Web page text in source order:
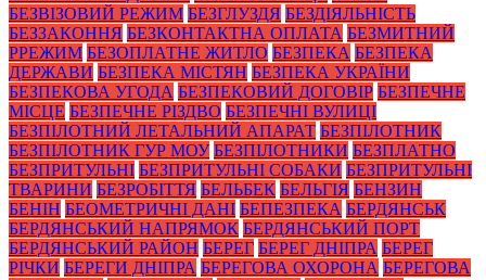
БЕЗВІЗОВИЙ РЕЖИМ БЕЗГЛУЗДЯ БЕЗДІЯЛЬНІСТЬ
БЕЗЗАКОННЯ БЕЗКОНТАКТНА ОПЛАТА БЕЗМИТНИЙ
РРЕЖИМ БЕЗОПЛАТНЕ ЖИТЛО БЕЗПЕКА БЕЗПЕКА
ДЕРЖАВИ БЕЗПЕКА МІСТЯН БЕЗПЕКА УКРАЇНИ
БЕЗПЕКОВА УГОДА БЕЗПЕКОВИЙ ДОГОВІР БЕЗПЕЧНЕ
МІСЦЕ БЕЗПЕЧНЕ РІЗДВО БЕЗПЕЧНІ ВУЛИЦІ
БЕЗПІЛОТНИЙ ЛЕТАЛЬНИЙ АПАРАТ БЕЗПІЛОТНИК
БЕЗПІЛОТНИК ГУР МОУ БЕЗПІЛОТНИКИ БЕЗПЛАТНО
БЕЗПРИТУЛЬНІ БЕЗПРИТУЛЬНІ СОБАКИ БЕЗПРИТУЛЬНІ
ТВАРИНИ БЕЗРОБІТТЯ БЕЛЬБЕК БЕЛЬГІЯ БЕНЗИН
БЕНІН БЕОМЕТРИЧНІ ДАНІ БЕПЕЗПЕКА БЕРДЯНСЬК
БЕРДЯНСЬКИЙ НАПРЯМОК БЕРДЯНСЬКИЙ ПОРТ
БЕРДЯНСЬКИЙ РАЙОН БЕРЕГ БЕРЕГ ДНІПРА БЕРЕГ
РІЧКИ БЕРЕГИ ДНІПРА БЕРЕГОВА ОХОРОНА БЕРЕГОВА